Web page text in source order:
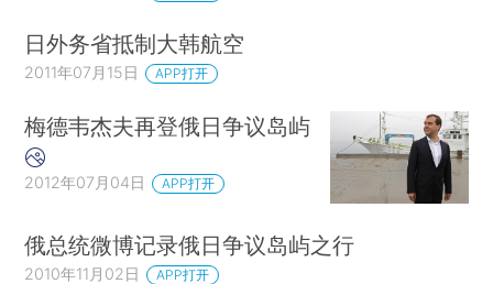
日外务省抵制大韩航空
2011年07月15日 APP打开
梅德韦杰夫再登俄日争议岛屿
2012年07月04日 APP打开
俄总统微博记录俄日争议岛屿之行
2010年11月02日 APP打开